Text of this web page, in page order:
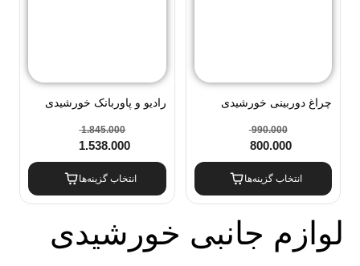
چراغ دوربینی خورشیدی
990.000
800.000
انتخاب گزینه‌ها
رادیو و پاوربانک خورشیدی
1.845.000
1.538.000
انتخاب گزینه‌ها
لوازم جانبی خورشیدی